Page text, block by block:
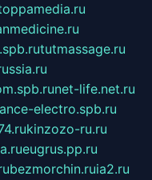
tutmassage.ru
net-life.net.ru
electro.spb.ru
kinzozo-ru.ru
eugrus.pp.ru
bezmorchin.ruia2.ru